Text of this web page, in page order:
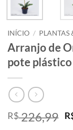
INÍCIO / PLANTAS
Arranjo de
pote
R$226,99